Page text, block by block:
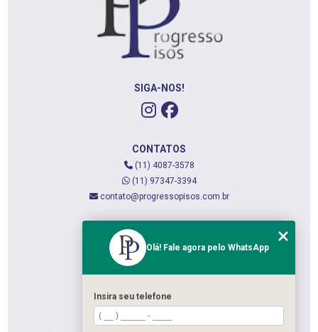
SIGA-NOS!
CONTATOS
(11) 4087-3578
(11) 97347-3394
contato@progressopisos.com.br
QUEM SOMOS
SERVIÇOS
Olá! Fale agora pelo WhatsApp
Insira seu telefone